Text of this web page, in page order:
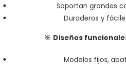
Soportan grandes
Duraderos y
🎯 Diseños
Modelos fijos,